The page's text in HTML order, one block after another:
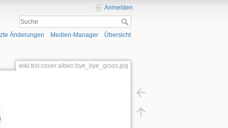
Anmelden
Änderungen Medien-Manager Übersicht
wiki:trio:cover:alben:bye_bye_gross.jpg